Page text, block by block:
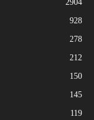
2904
928
278
212
150
145
119